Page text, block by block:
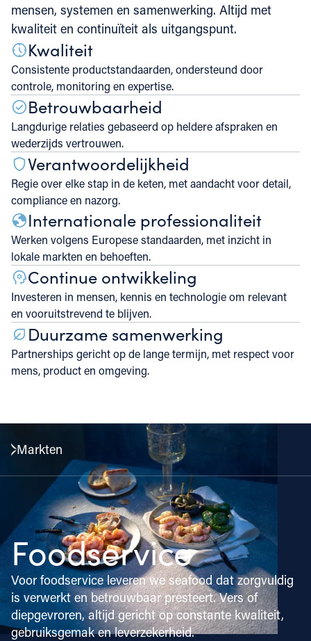
mensen, systemen en samenwerking. Altijd met
kwaliteit en continuïteit als uitgangspunt.
Kwaliteit
Consistente productstandaarden, ondersteund door
controle, monitoring en expertise.
Betrouwbaarheid
Langdurige relaties gebaseerd op heldere afspraken en
wederzijds vertrouwen.
Verantwoordelijkheid
Regie over elke stap in de keten, met aandacht voor detail,
compliance en nazorg.
Internationale professionaliteit
Werken volgens Europese standaarden, met inzicht in
lokale markten en behoeften.
Continue ontwikkeling
Investeren in mensen, kennis en technologie om relevant
en vooruitstrevend te blijven.
Duurzame samenwerking
Partnerships gericht op de lange termijn, met respect voor
mens, product en omgeving.
Markten
Foodservice
Voor foodservice leveren we seafood dat zorgvuldig
is verwerkt en betrouwbaar presteert. Vers of
diepgevroren, altijd gericht op constante kwaliteit,
gebruiksgemak en leverzekerheid.